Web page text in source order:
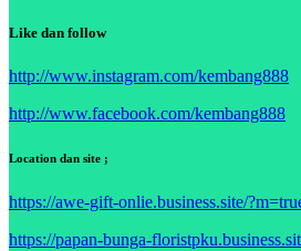
Like dan follow
http://www.instagram.com/kembang888
http://www.facebook.com/kembang888
Location dan site ;
https://awe-gift-onlie.business.site/
https://papan-bunga-